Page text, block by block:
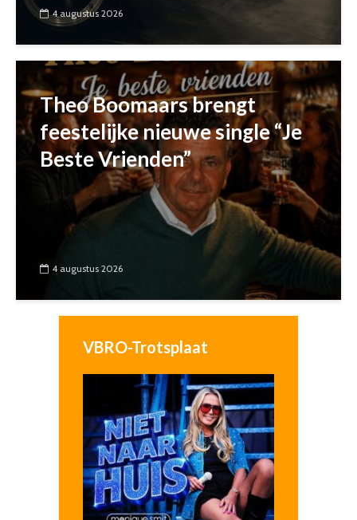
4 augustus 2026
Theo Boomaars brengt
feestelijke nieuwe single “Je
Beste Vrienden”
4 augustus 2026
VBRO-Trotsplaat